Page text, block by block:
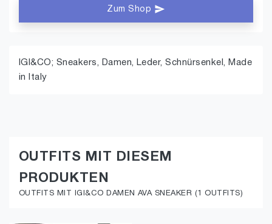
Zum Shop
IGI&CO; Sneakers, Damen, Leder, Schnürsenkel, Made
in Italy
OUTFITS MIT DIESEM
PRODUKTEN
OUTFITS MIT IGI&CO DAMEN AVA SNEAKER (1 OUTFITS)